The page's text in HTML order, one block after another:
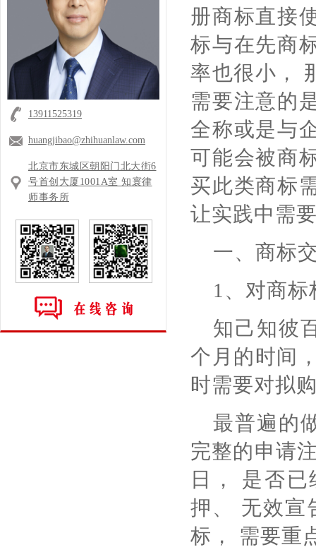
13911525319
huangjibao@zhihuanlaw.com
北京市东城区朝阳门北大街6
号首创大厦1001A室 知寰律
师事务所
册商标直接
标与在先商
率也很小，
需要注意的
全称或是与
可能会被商
买此类商标
让实践中需
一、商标
1、对商
知己知彼
个月的时间
时需要对拟
最普遍的
完整的申请
日， 是否
押、 无效宣
标， 需要重